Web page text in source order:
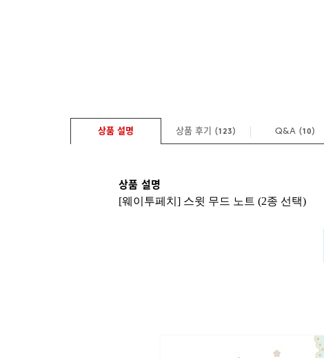
상품 설명 상품 후기 (123) Q&A (10)
상품 설명